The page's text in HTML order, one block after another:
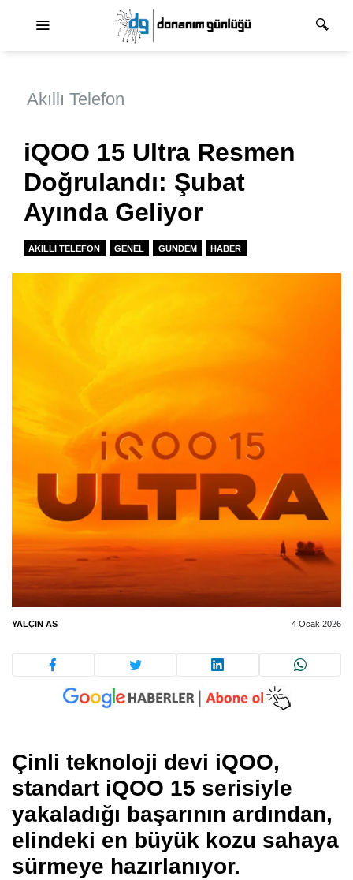
Akıllı Telefon
iQOO 15 Ultra Resmen
Doğrulandı: Şubat
Ayında Geliyor
AKILLI TELEFON GENEL GUNDEM HABER
YALÇIN AS 4 Ocak 2026
Çinli teknoloji devi iQOO,
standart iQOO 15 serisiyle
yakaladığı başarının ardından,
elindeki en büyük kozu sahaya
sürmeye hazırlanıyor.